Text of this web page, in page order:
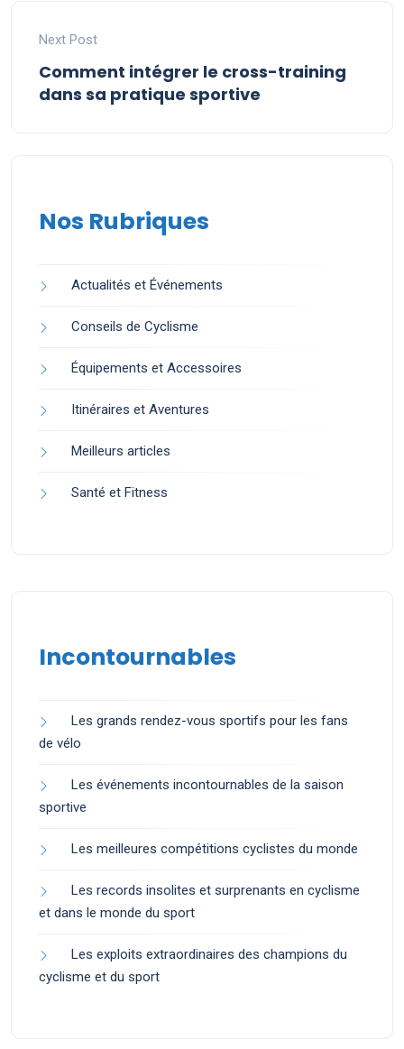
Next Post
Comment intégrer le cross-training
dans sa pratique sportive
Nos Rubriques
Actualités et Événements
Conseils de Cyclisme
Équipements et Accessoires
Itinéraires et Aventures
Meilleurs articles
Santé et Fitness
Incontournables
Les grands rendez-vous sportifs pour les fans
de vélo
Les événements incontournables de la saison
sportive
Les meilleures compétitions cyclistes du monde
Les records insolites et surprenants en cyclisme
et dans le monde du sport
Les exploits extraordinaires des champions du
cyclisme et du sport